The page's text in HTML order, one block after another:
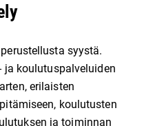
syystä.
ja koulutuspalveluiden
erilaisten
koulutusten
ja toiminnan